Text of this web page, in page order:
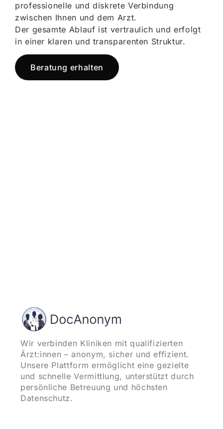
professionelle und diskrete Verbindung
zwischen Ihnen und dem Arzt.
Der gesamte Ablauf ist vertraulich und erfolgt
in einer klaren und transparenten Struktur.
Beratung erhalten
Wir verbinden Kliniken mit qualifizierten
Ärzt:innen – anonym, sicher und effizient.
Unsere Plattform ermöglicht eine gezielte
und schnelle Vermittlung, unterstützt durch
persönliche Betreuung und höchsten
Datenschutz.